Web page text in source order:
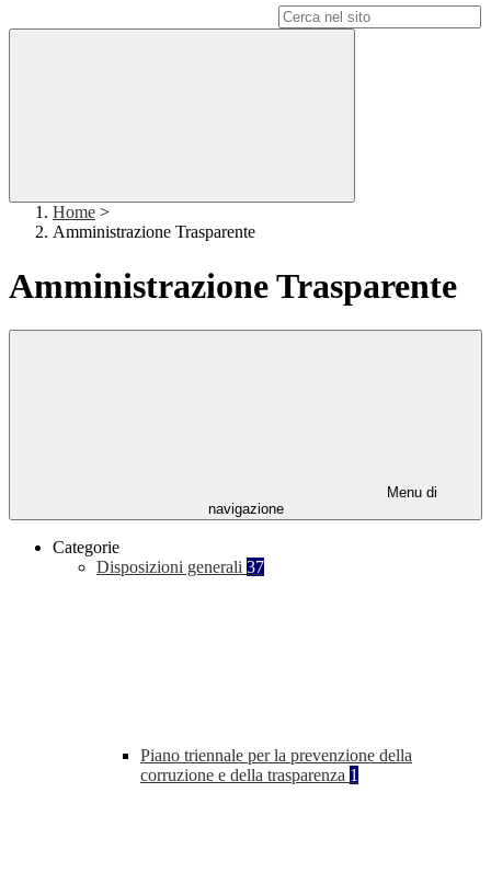
Home >
Amministrazione Trasparente
Amministrazione Trasparente
Menu di
navigazione
Categorie
Disposizioni generali 37
Piano triennale per la prevenzione della
corruzione e della trasparenza 1